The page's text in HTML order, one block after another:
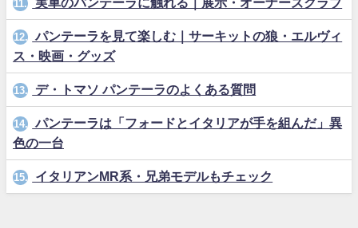
11.
12.
パンテーラを見て楽しむ｜サーキットの狼・エルヴィ
ス・映画・グッズ
13. デ・トマソ パンテーラのよくある質問
14.
パンテーラは「フォードとイタリアが手を組んだ」異
色の一台
15. イタリアンMR系・兄弟モデルもチェック